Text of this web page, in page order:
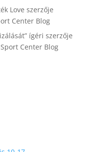
Love szerzője
Center Blog
ígéri szerzője
Center Blog